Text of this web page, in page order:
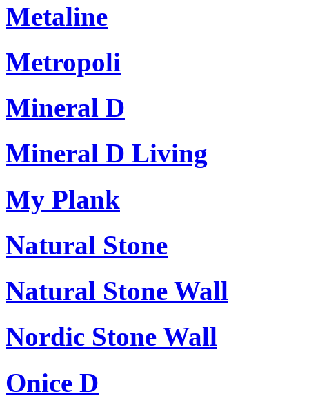
Metaline
Metropoli
Mineral D
Mineral D Living
My Plank
Natural Stone
Natural Stone Wall
Nordic Stone Wall
Onice D